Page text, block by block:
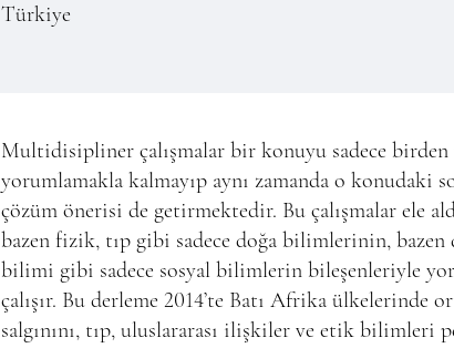
Türkiye
Multidisipliner çalışmalar bir konuyu sadece birden
yorumlamakla kalmayıp aynı zamanda o konudaki
çözüm önerisi de getirmektedir. Bu çalışmalar ele
bazen fizik, tıp gibi sadece doğa bilimlerinin, bazen
bilimi gibi sadece sosyal bilimlerin bileşenleriyle
çalışır. Bu derleme 2014’te Batı Afrika ülkelerinde
salgınını, tıp, uluslararası ilişkiler ve etik bilimleri